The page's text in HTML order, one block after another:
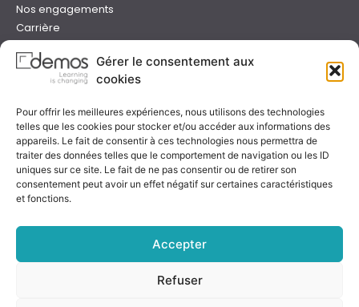
Gérer le consentement aux
cookies
Pour offrir les meilleures expériences, nous utilisons des technologies
telles que les cookies pour stocker et/ou accéder aux informations des
appareils. Le fait de consentir à ces technologies nous permettra de
traiter des données telles que le comportement de navigation ou les ID
uniques sur ce site. Le fait de ne pas consentir ou de retirer son
consentement peut avoir un effet négatif sur certaines caractéristiques
et fonctions.
Accepter
Refuser
Nos engagements
Carrière
Presse
Catalogues
Aide
Nous contacter
Nous trouver
Préparer sa formation
Sessions garanties
Qualité & certification